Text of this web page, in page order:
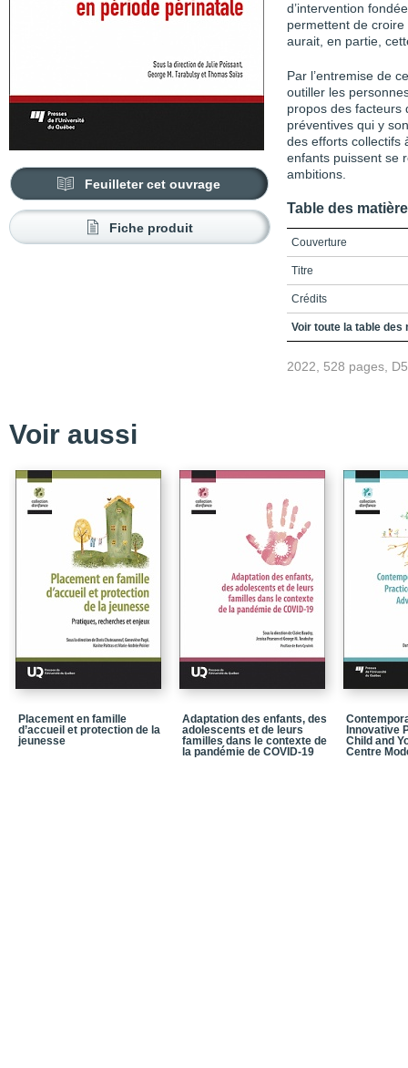
Feuilleter cet ouvrage
Fiche produit
d’intervention
permettent de
aurait, en partie,
Par l’entremise de
outiller les
propos des facteurs
préventives qui y
des efforts collectifs
enfants puissent se
ambitions.
Table des
Couverture
Titre
Crédits
Remerciements
Conclusion
Références
PARTIE 1 – LES
PÉRINATAL
Chapitre 1 – Le
du fœtus
PARTIE 2 – LES
Chapitre 3 – Les
périnatale
Chapitre 4 – Les
Chapitre 5 – La
Voir toute la table des
2022, 528 pages,
Voir aussi
Placement en famille
d’accueil et protection de la
jeunesse
Adaptation des enfants, des
adolescents et de leurs
familles dans le contexte de
la pandémie de COVID-19
Innovative
Child and
Centre